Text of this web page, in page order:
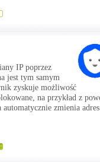
IP poprzez
jest tym samym
zyskuje możliwość
na przykład z
zmienia